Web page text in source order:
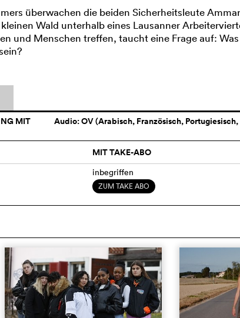
überwachen die beiden Sicherheitsleute
Wald unterhalb eines Lausanner
und Menschen treffen, taucht eine Frage auf:
Audio:OV (Arabisch, Französisch,
MIT
MIT TAKE-ABO
inbegriffen
ZUM TAKE ABO